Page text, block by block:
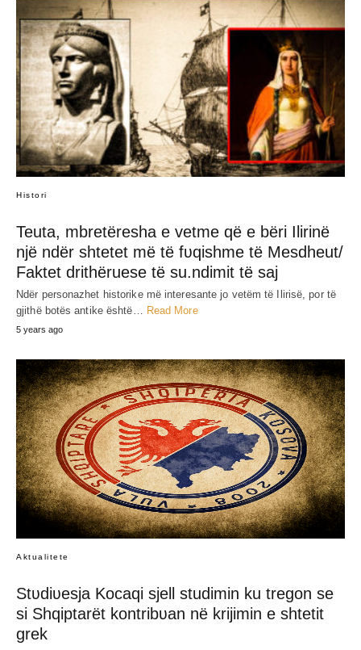
Histori
Teuta, mbretëresha e vetme që e bëri Ilirinë
një ndër shtetet më të fʋqishme të Mesdheut/
Faktet drithëruese të su.ndimit të saj
Ndër personazhet historike më interesante jo vetëm të Ilirisë, por të
gjithë botës antike është… Read More
5 years ago
Aktualitete
Stʋdiʋesja Kocaqi sjell studimin ku tregon se
si Shqiptarët kontribʋan në krijimin e shtetit
grek